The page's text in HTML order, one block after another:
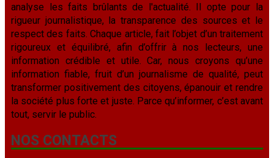
analyse les faits brûlants de l'actualité. Il opte pour la
rigueur journalistique, la transparence des sources et le
respect des faits. Chaque article, fait l’objet d’un traitement
rigoureux et équilibré, afin d’offrir à nos lecteurs, une
information crédible et utile. Car, nous croyons qu’une
information fiable, fruit d’un journalisme de qualité, peut
transformer positivement des citoyens, épanouir et rendre
la société plus forte et juste. Parce qu’informer, c’est avant
tout, servir le public.
NOS CONTACTS